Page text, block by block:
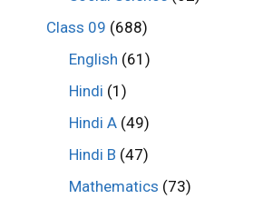
Class 09 (688)
English (61)
Hindi (1)
Hindi A (49)
Hindi B (47)
Mathematics (73)